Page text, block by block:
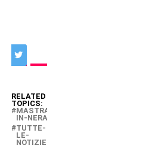
RELATED
TOPICS:
MASTRANGELO-
IN-NERAZZURRO
TUTTE-
LE-
NOTIZIE